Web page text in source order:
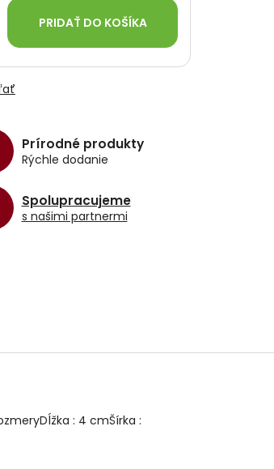
PRIDAŤ DO KOŠÍKA
Prírodné produkty
Rýchle dodanie
Spolupracujeme
s našimi partnermi
: 4 cmŠírka :